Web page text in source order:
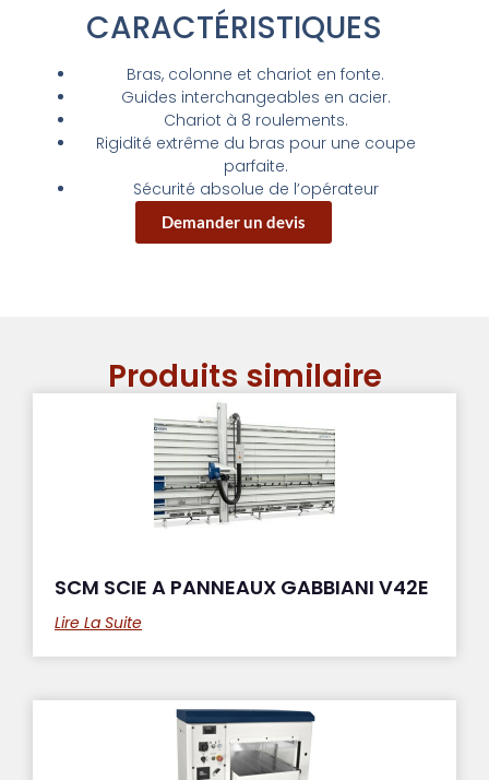
CARACTÉRISTIQUES
Bras, colonne et chariot en fonte.
Guides interchangeables en acier.
Chariot à 8 roulements.
Rigidité extrême du bras pour une coupe
parfaite.
Sécurité absolue de l’opérateur
Demander un devis
Produits similaire
SCM SCIE A PANNEAUX GABBIANI V42E
Lire La Suite